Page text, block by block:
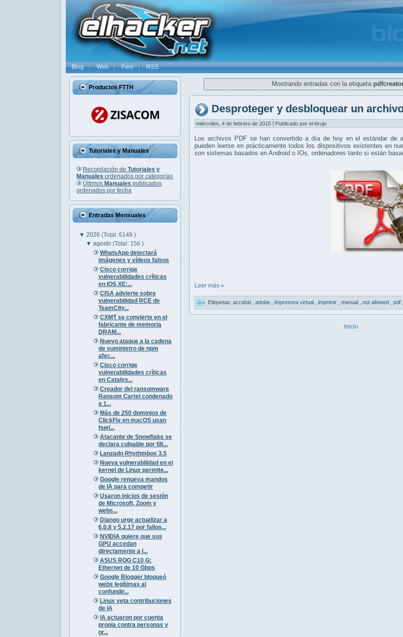
Blog Web Foro RSS
Productos FTTH
Tutoriales y Manuales
Recopilación de Tutoriales y
Manuales ordenados por categorías
Últimos Manuales publicados
ordenados por fecha
Entradas Mensuales
▼ 2026 (Total: 6148 )
▼agosto(Total: 156 )
WhatsApp detectará
imágenes y vídeos falsos
Cisco corrige
vulnerabilidades críticas
en IOS XE:...
CISA advierte sobre
vulnerabilidad RCE de
TeamCity...
CXMT se convierte en el
fabricante de memoria
DRAM...
Nuevo ataque a la cadena
de suministro de npm
afec...
Cisco corrige
vulnerabilidades críticas
en Catalys...
Creador del ransomware
Ransom Cartel condenado
a 1...
Más de 250 dominios de
ClickFix en macOS usan
huel...
Atacante de Snowflake se
declara culpable por filt...
Lanzado Rhythmbox 3.5
Nueva vulnerabilidad en el
kernel de Linux permite...
Google renueva mandos
de IA para competir
Usaron inicios de sesión
de Microsoft, Zoom y
webs...
Django urge actualizar a
6.0.8 y 5.2.17 por fallos...
NVIDIA quiere que sus
GPU accedan
directamente a l...
ASUS ROG C10 G:
Ethernet de 10 Gbps
Google Blogger bloqueó
webs legítimas al
confundir...
Linux veta contribuciones
de IA
IA actuaron por cuenta
propia contra personas y
or...
Mostrando entradas con la etiqueta
Desproteger y desbloquear un
miércoles, 4 de febrero de 2015 | Publicado por el-brujo
Los archivos PDF se han convertido a día de hoy en el estándar de
pueden leerse en prácticamente todos los dispositivos existentes en
son sistemas basados en Android o IOs, ordenadores tanto si están
Leer más »
Etiquetas: acrobat adobe impresora virtual imprimir manual not allowed pdf
Inicio